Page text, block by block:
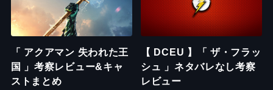
「 アクアマン 失われた王
国 」考察レビュー&キャ
ストまとめ
【 DCEU 】「 ザ・フラッ
シュ 」ネタバレなし考察
レビュー